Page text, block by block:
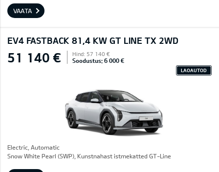
VAATA
EV4 FASTBACK 81,4 KW GT LINE TX 2WD
51 140 € Hind: 57 140 €
Soodustus: 6 000 €
LAOAUTOD
Electric, Automatic
Snow White Pearl (SWP), Kunstnahast istmekatted GT-Line